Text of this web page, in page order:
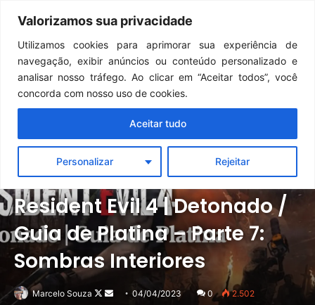
Valorizamos sua privacidade
Utilizamos cookies para aprimorar sua experiência de
navegação, exibir anúncios ou conteúdo personalizado e
analisar nosso tráfego. Ao clicar em “Aceitar todos”, você
concorda com nosso uso de cookies.
Personalizar Rejeitar
Aceitar tudo
Menu
Destaque Detonados PC PlayStation Xbox
Resident Evil 4 | Detonado /
Guia de Platina – Parte 7:
Sombras Interiores
Marcelo Souza
Follow
Mande04/04/2023 0 2.502